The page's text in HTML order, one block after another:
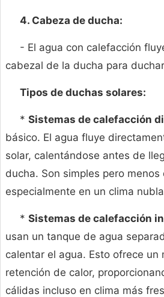
4. Cabeza de ducha:
- El agua con calefacción
cabezal de la ducha para
Tipos de duchas solares:
* Sistemas de calefacción
básico. El agua fluye
solar, calentándose antes de
ducha. Son simples pero menos
especialmente en un clima
* Sistemas de calefacción
usan un tanque de agua
calentar el agua. Esto ofrece un
retención de calor,
cálidas incluso en clima más